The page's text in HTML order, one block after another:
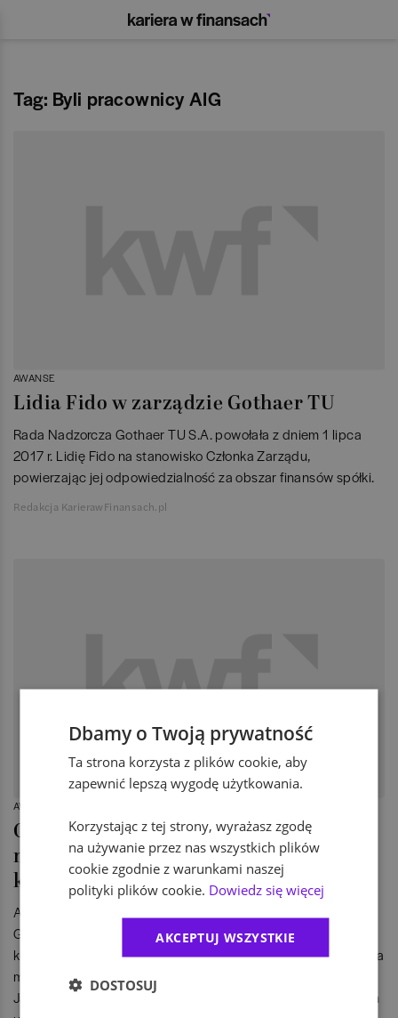
Tag: Byli pracownicy AIG
AWANSE
Lidia Fido w zarządzie Gothaer TU
Rada Nadzorcza Gothaer TU S.A. powołała z dniem 1 lipca
2017 r. Lidię Fido na stanowisko Członka Zarządu,
powierzając jej odpowiedzialność za obszar finansów spółki.
Redakcja KarierawFinansach.pl
AWANSE
Od czerwca nowy dyrektor ds.
majątkowych ubezpieczeń
korporacyjnych w Grupie AXA
Agnieszka Żołędziowska-Kulig, dotychczasowa Dyrektor
Generalna AIG, dołączy 1 czerwca 2016 do najwyższego
kierownictwa Grupy AXA w Polsce i będzie odpowiedzialna za
majątkowe ubezpieczenia korporacyjne. Zastąpi w tej roli
Janusza Arczewskiego, który obejmuje zarządzanie biznesem
Dbamy o Twoją prywatność
Ta strona korzysta z plików cookie, aby
zapewnić lepszą wygodę użytkowania.
Korzystając z tej strony, wyrażasz zgodę
na używanie przez nas wszystkich plików
cookie zgodnie z warunkami naszej
polityki plików cookie. Dowiedz się więcej
AKCEPTUJ WSZYSTKIE
DOSTOSUJ